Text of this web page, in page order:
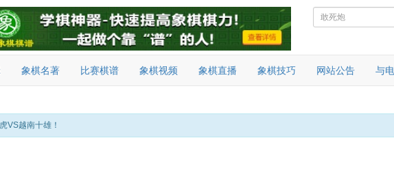
象棋名著 比赛棋谱 象棋视频 象棋直播 象棋技巧 网站公告 与
VS越南十雄！